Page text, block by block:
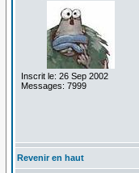
Inscrit le: 26 Sep 2002
Messages: 7999
Revenir en haut